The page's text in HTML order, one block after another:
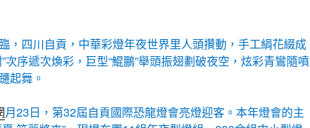
，四川自貢，中華彩燈年夜世界里人頭攢動，手工絹花綴成
次序遞次煥彩，巨型“鯤鵬”舉頭振翅劃破夜空，炫彩青鸞隨噴
起舞。
月23日，第32屆自貢國際恐龍燈會亮燈迎客。本年燈會的主